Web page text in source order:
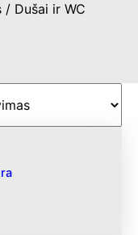
Dušai ir WC